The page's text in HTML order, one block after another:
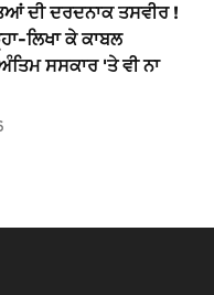
ਦੀ ਦਰਦਨਾਕ ਤਸਵੀਰ !
ਲਿਖਾ ਕੇ ਕਾਬਲ
ਸਸਕਾਰ 'ਤੇ ਵੀ ਨਾ